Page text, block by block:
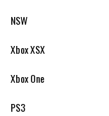
NSW
Xbox XSX
Xbox One
PS3